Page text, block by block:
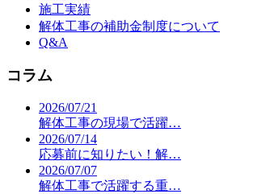
施工実績
解体工事の補助金制度について
Q&A
コラム
2026/07/21
解体工事の現場で活躍…
2026/07/14
応募前に知りたい！解…
2026/07/07
解体工事で活躍する重…